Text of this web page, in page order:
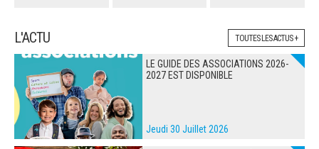
L'ACTU TOUTES LES ACTUS +
LE GUIDE DES ASSOCIATIONS 2026-
2027 EST DISPONIBLE
Jeudi 30 Juillet 2026